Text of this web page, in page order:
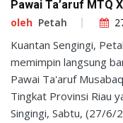
Pawai Ta’aruf MTQ
oleh Petah
Kuantan Sengingi,
memimpin langsung
Pawai Ta'aruf
Tingkat Provinsi Riau
Singingi, Sabtu, (27/6/